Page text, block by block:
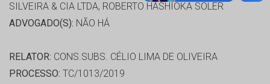
SILVEIRA & CIA LTDA, ROBERTO HASHIOKA SOLER
ADVOGADO(S): NÃO HÁ
RELATOR: CONS.SUBS. CÉLIO LIMA DE OLIVEIRA
PROCESSO: TC/1013/2019